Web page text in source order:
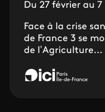
Du 27 février au
Face à la crise
de France 3 se
de l’Agriculture...